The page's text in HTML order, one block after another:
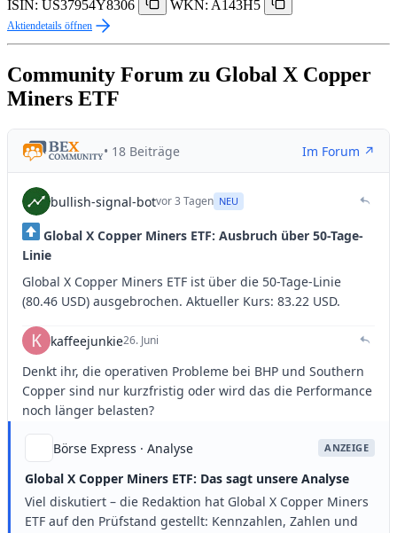
ISIN: US37954Y8306 WKN: A143H5
Aktiendetails öffnen
Community Forum zu Global X Copper
Miners ETF